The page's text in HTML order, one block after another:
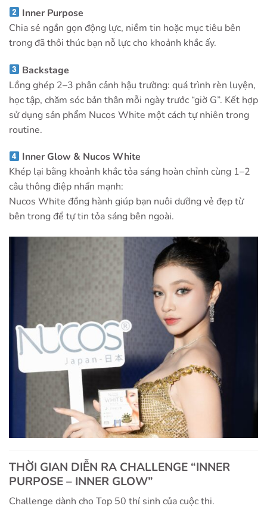
Inner Purpose
Chia sẻ ngắn gọn động lực, niềm tin hoặc mục tiêu bên
trong đã thôi thúc bạn nỗ lực cho khoảnh khắc ấy.
Backstage
Lồng ghép 2–3 phân cảnh hậu trường: quá trình rèn luyện,
học tập, chăm sóc bản thân mỗi ngày trước “giờ G”. Kết hợp
sử dụng sản phẩm Nucos White một cách tự nhiên trong
routine.
Inner Glow & Nucos White
Khép lại bằng khoảnh khắc tỏa sáng hoàn chỉnh cùng 1–2
câu thông điệp nhấn mạnh:
Nucos White đồng hành giúp bạn nuôi dưỡng vẻ đẹp từ
bên trong để tự tin tỏa sáng bên ngoài.
THỜI GIAN DIỄN RA CHALLENGE “INNER
PURPOSE – INNER GLOW”
Challenge dành cho Top 50 thí sinh của cuộc thi.